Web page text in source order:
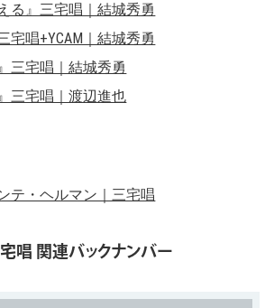
る』三宅唱｜結城秀勇
宅唱+YCAM｜結城秀勇
三宅唱｜結城秀勇
三宅唱｜渡辺進也
テ・ヘルマン｜三宅唱
唱 関連バックナンバー